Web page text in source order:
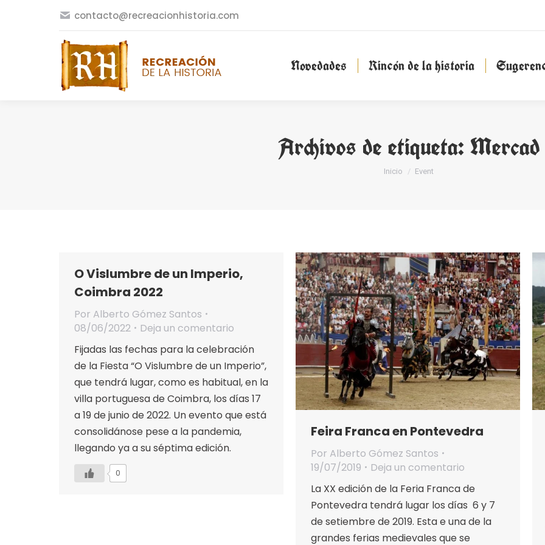
contacto@recreacionhistoria.com
Novedades Rincón de la historia
Archivos de etiqueta:Mercad
Estás aquí:
Inicio Event
O Vislumbre de un Imperio,
Coimbra 2022
Por Alberto Gómez Santos
08/06/2022
Deja un comentario
Fijadas las fechas para la celebración
de la Fiesta “O Vislumbre de un Imperio”,
que tendrá lugar, como es habitual, en la
villa portuguesa de Coimbra, los días 17
a 19 de junio de 2022. Un evento que está
consolidánose pese a la pandemia,
llegando ya a su séptima edición.
0
Feira Franca en Pontevedra
Por Alberto Gómez Santos
19/07/2019
Deja un comentario
La XX edición de la Feria Franca de
Pontevedra tendrá lugar los días 6 y 7
de setiembre de 2019. Esta e una de la
grandes ferias medievales que se
Novedades Rincón de la historia